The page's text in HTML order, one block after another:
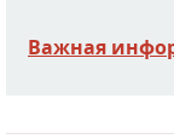
Важная